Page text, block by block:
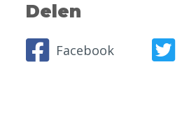
Delen
Facebook